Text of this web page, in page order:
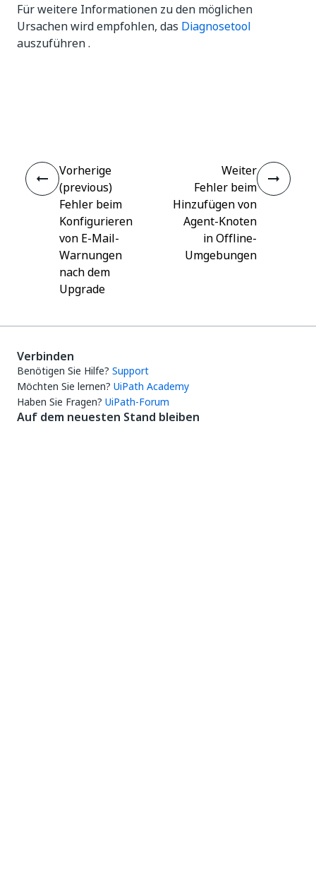
Für weitere Informationen zu den möglichen
Ursachen wird empfohlen, das Diagnosetool
auszuführen .
Vorherige
(previous)
Fehler beim
Konfigurieren
von E-Mail-
Warnungen
nach dem
Upgrade
Weiter
Fehler beim
Hinzufügen von
Agent-Knoten
in Offline-
Umgebungen
Verbinden
Benötigen Sie Hilfe? Support
Möchten Sie lernen? UiPath Academy
Haben Sie Fragen? UiPath-Forum
Auf dem neuesten Stand bleiben